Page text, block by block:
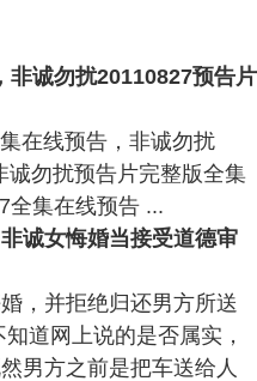
非诚勿扰20110827预告片
在线预告，非诚勿扰
诚勿扰预告片完整版全集
全集在线预告 ...
诚女悔婚当接受道德审
，并拒绝归还男方所送
道网上说的是否属实，
男方之前是把车送给人